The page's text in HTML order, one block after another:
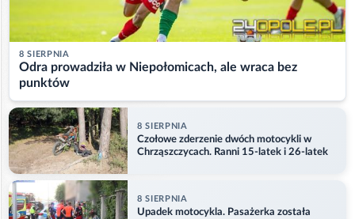
8 SIERPNIA
Odra prowadziła w Niepołomicach, ale wraca bez
punktów
8 SIERPNIA
Czołowe zderzenie dwóch motocykli w
Chrząszczycach. Ranni 15-latek i 26-latek
8 SIERPNIA
Upadek motocykla. Pasażerka została